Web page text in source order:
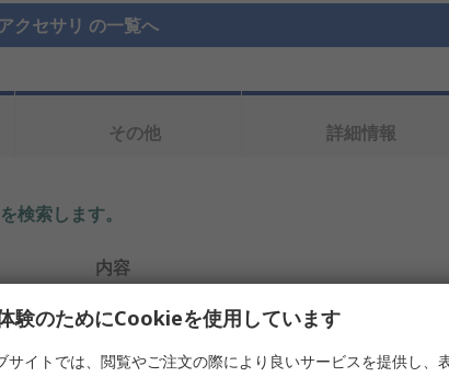
クセサリ の一覧へ
その他 詳細情報
検索します。
内容
Legrand Cable Management
取り付けレール
験のためにCookieを使用しています
サイトでは、閲覧やご注文の際により良いサービスを提供し、